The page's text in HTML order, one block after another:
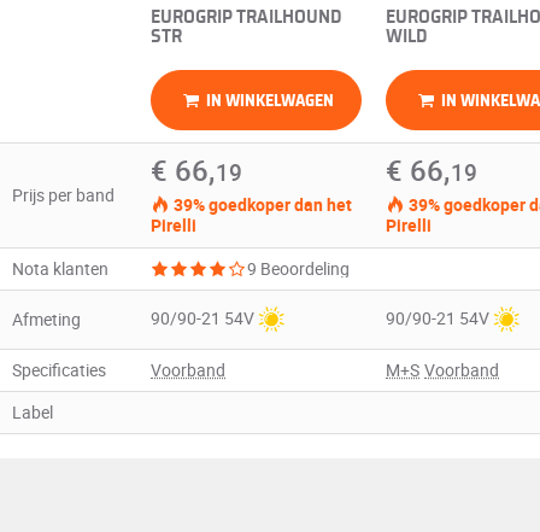
EUROGRIP TRAILHOUND
STR
EUROGRIP
WILD
IN WINKELWAGEN IN
Prijs per band
€ 66,19
39% goedkoper dan het
Pirelli
€ 66,19
39% goedkoper
Pirelli
Nota klanten
9 Beoordeling
Afmeting 90/90-21 54V 90/90-21 54V
Specificaties Voorband M+S Voorband
Label